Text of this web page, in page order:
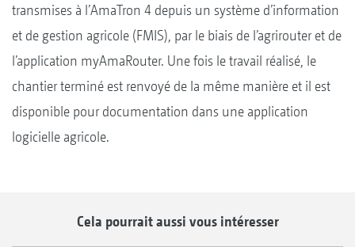
transmises à l’AmaTron 4 depuis un système d’information
et de gestion agricole (FMIS), par le biais de l’agrirouter et de
l’application myAmaRouter. Une fois le travail réalisé, le
chantier terminé est renvoyé de la même manière et il est
disponible pour documentation dans une application
logicielle agricole.
Cela pourrait aussi vous intéresser